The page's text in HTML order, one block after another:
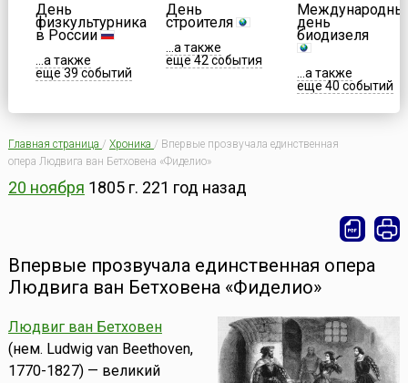
День
физкультурника
в России
...а также
еще 39 событий
День
строителя
...а также
еще 42 события
день
биодизеля
...а также
еще 40 событий
Главная страница / Хроника / Впервые прозвучала единственная
опера Людвига ван Бетховена «Фиделио»
20 ноября 1805 г. 221 год назад
Впервые прозвучала единственная опера
Людвига ван Бетховена «Фиделио»
Людвиг ван Бетховен
(нем. Ludwig van Beethoven,
1770-1827) — великий